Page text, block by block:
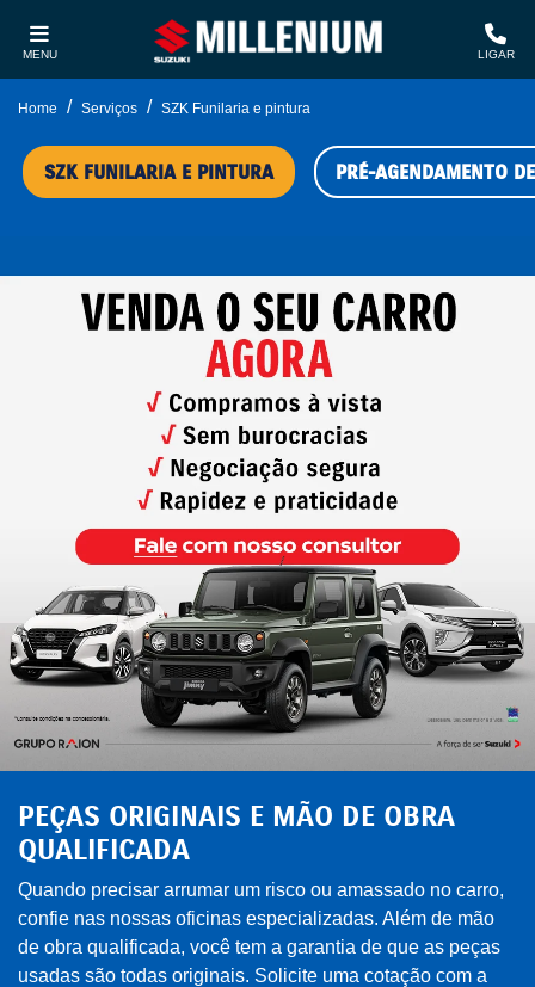
MENU LIGAR
Home Serviços SZK Funilaria e pintura
PRÉ-AGENDAMENTO
SZK FUNILARIA E PINTURA
PEÇAS ORIGINAIS E MÃO DE OBRA
QUALIFICADA
Quando precisar arrumar um risco ou amassado no carro,
confie nas nossas oficinas especializadas. Além de mão
de obra qualificada, você tem a garantia de que as peças
usadas são todas originais. Solicite uma cotação com a